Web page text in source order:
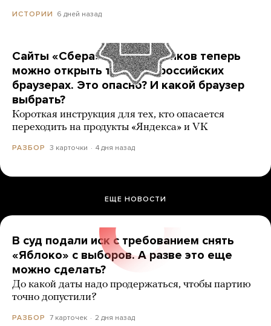
ИСТОРИИ 6 дней назад
Сайты «Сбера» и других банков теперь
можно открыть только в российских
браузерах. Это опасно? И какой браузер
выбрать?
Короткая инструкция для тех, кто опасается
переходить на продукты «Яндекса» и VK
РАЗБОР 3 карточки 4 дня назад
ЕЩЕ НОВОСТИ
В суд подали иск с требованием снять
«Яблоко» с выборов. А разве это еще
можно сделать?
До какой даты надо продержаться, чтобы партию
точно допустили?
РАЗБОР 7 карточек 2 дня назад